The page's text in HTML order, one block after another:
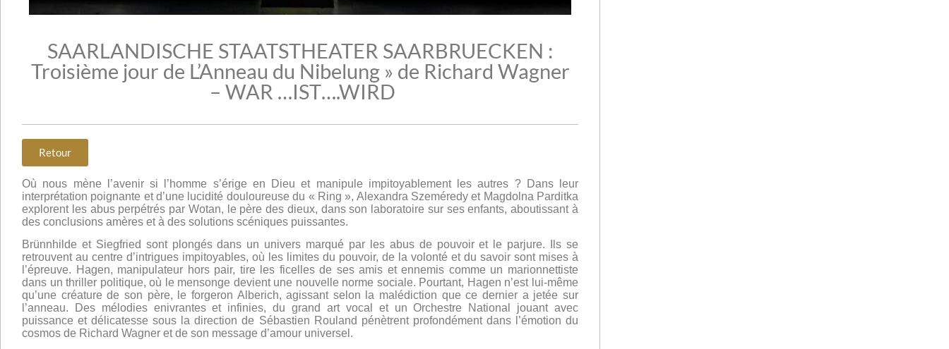
SAARLANDISCHE STAATSTHEATER SAARBRUECKEN :
Troisième jour de L’Anneau du Nibelung » de Richard Wagner
– WAR …IST….WIRD
Retour
Où nous mène l’avenir si l’homme s’érige en Dieu et manipule impitoyablement les autres ? Dans leur
interprétation poignante et d’une lucidité douloureuse du « Ring », Alexandra Szeméredy et Magdolna Parditka
explorent les abus perpétrés par Wotan, le père des dieux, dans son laboratoire sur ses enfants, aboutissant à
des conclusions amères et à des solutions scéniques puissantes.
Brünnhilde et Siegfried sont plongés dans un univers marqué par les abus de pouvoir et le parjure. Ils se
retrouvent au centre d’intrigues impitoyables, où les limites du pouvoir, de la volonté et du savoir sont mises à
l’épreuve. Hagen, manipulateur hors pair, tire les ficelles de ses amis et ennemis comme un marionnettiste
dans un thriller politique, où le mensonge devient une nouvelle norme sociale. Pourtant, Hagen n’est lui-même
qu’une créature de son père, le forgeron Alberich, agissant selon la malédiction que ce dernier a jetée sur
l’anneau. Des mélodies enivrantes et infinies, du grand art vocal et un Orchestre National jouant avec
puissance et délicatesse sous la direction de Sébastien Rouland pénètrent profondément dans l’émotion du
cosmos de Richard Wagner et de son message d’amour universel.